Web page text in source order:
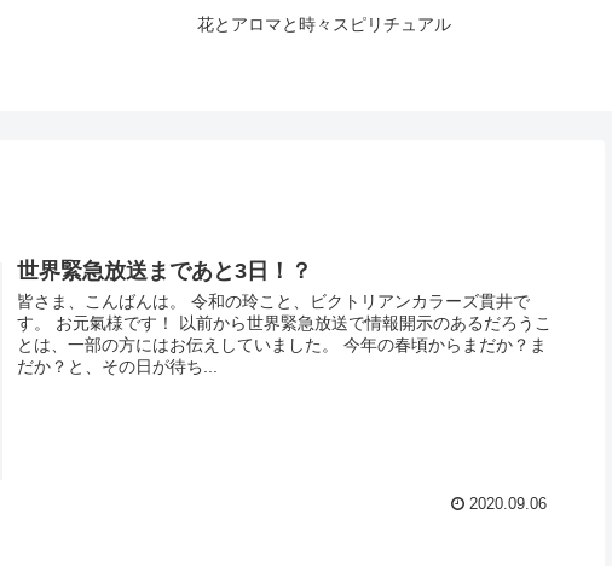
花とアロマと時々スピリチュアル
世界緊急放送まであと3日！？
皆さま、こんばんは。 令和の玲こと、ビクトリアンカラーズ貫井で
す。 お元氣様です！ 以前から世界緊急放送で情報開示のあるだろうこ
とは、一部の方にはお伝えしていました。 今年の春頃からまだか？ま
だか？と、その日が待ち...
2020.09.06